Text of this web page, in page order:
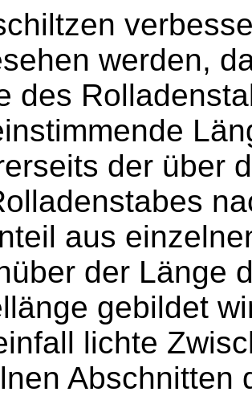
werden,
des
der über
aus
der Länge
gebildet
lichte
Abschnitten